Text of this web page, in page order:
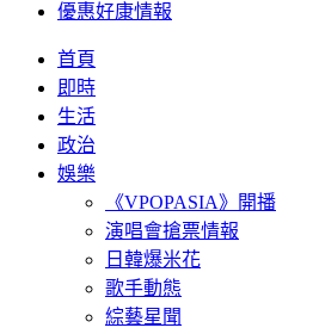
優惠好康情報
首頁
即時
生活
政治
娛樂
《VPOPASIA》開播
演唱會搶票情報
日韓爆米花
歌手動態
綜藝星聞